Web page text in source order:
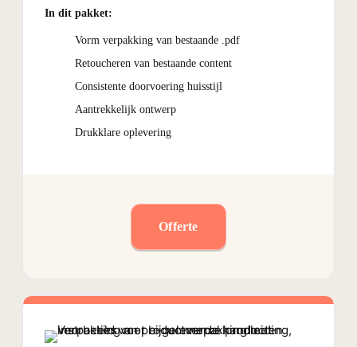
In dit pakket:
Vorm verpakking van bestaande .pdf
Retoucheren van bestaande content
Consistente doorvoering huisstijl
Aantrekkelijk ontwerp
Drukklare oplevering
Offerte